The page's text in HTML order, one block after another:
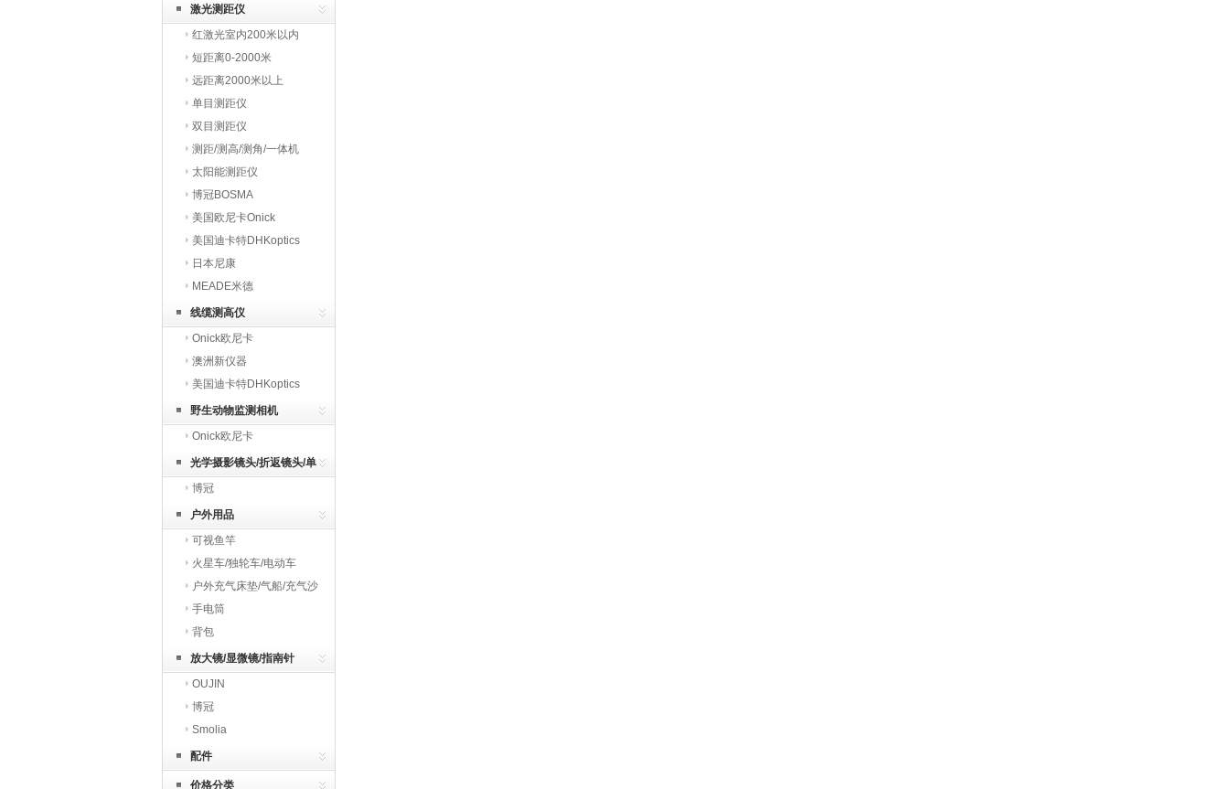
激光测距仪
红激光室内200米以内
短距离0-2000米
远距离2000米以上
单目测距仪
双目测距仪
测距/测高/测角/一体机
太阳能测距仪
博冠BOSMA
美国欧尼卡Onick
美国迪卡特DHKoptics
日本尼康
MEADE米德
线缆测高仪
Onick欧尼卡
澳洲新仪器
美国迪卡特DHKoptics
野生动物监测相机
Onick欧尼卡
光学摄影镜头/折返镜头/单
反镜头
博冠
户外用品
可视鱼竿
火星车/独轮车/电动车
户外充气床垫/气船/充气沙
发手电筒
背包
放大镜/显微镜/指南针
OUJIN
博冠
Smolia
配件
价格分类